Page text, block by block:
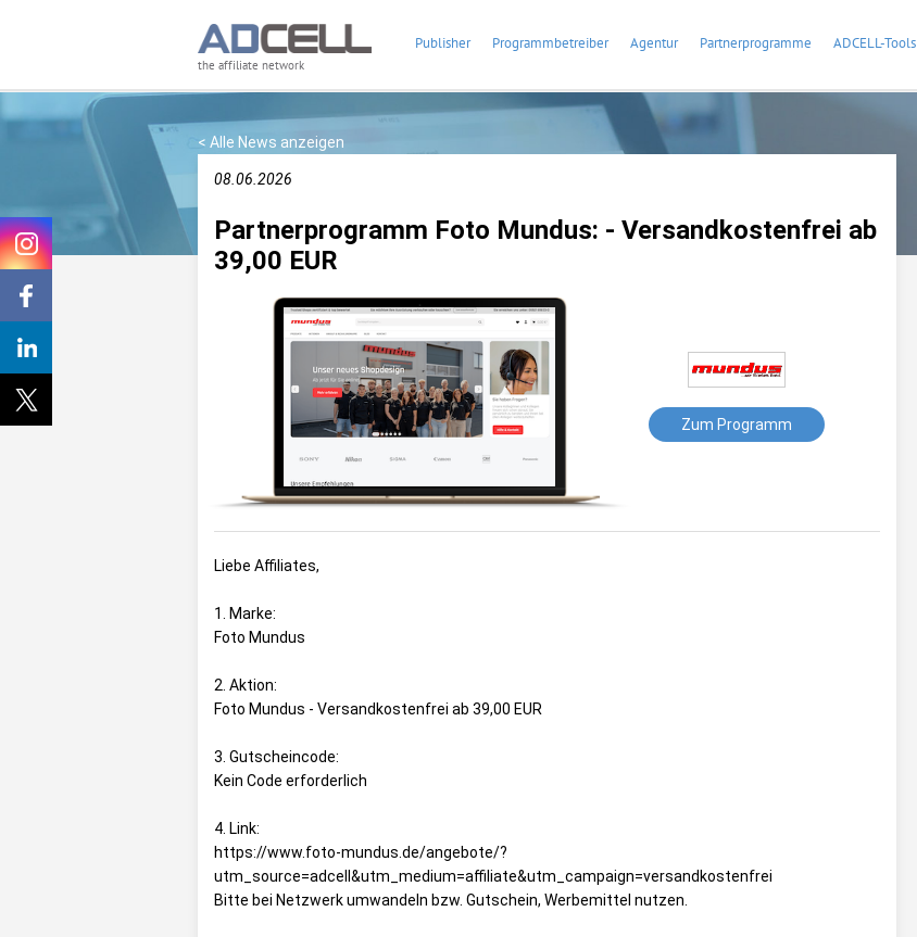
the affiliate network
Publisher Programmbetreiber Agentur Partnerprogramme ADCELL-Tools
< Alle News anzeigen
08.06.2026
Partnerprogramm Foto Mundus: - Versandkostenfrei ab
39,00 EUR
Zum Programm
Liebe Affiliates,
1. Marke:
Foto Mundus
2. Aktion:
Foto Mundus - Versandkostenfrei ab 39,00 EUR
3. Gutscheincode:
Kein Code erforderlich
4. Link:
https://www.foto-mundus.de/angebote/?
utm_source=adcell&utm_medium=affiliate&utm_campaign=versandkostenfrei
Bitte bei Netzwerk umwandeln bzw. Gutschein, Werbemittel nutzen.